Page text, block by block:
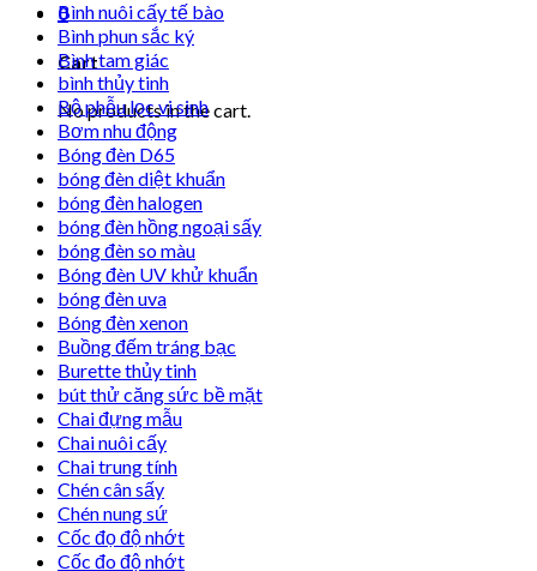
0
Cart
No products in the cart.
Bình nuôi cấy tế bào
Bình phun sắc ký
Bình tam giác
bình thủy tinh
Bộ phễu lọc vi sinh
Bơm nhu động
Bóng đèn D65
bóng đèn diệt khuẩn
bóng đèn halogen
bóng đèn hồng ngoại sấy
bóng đèn so màu
Bóng đèn UV khử khuẩn
bóng đèn uva
Bóng đèn xenon
Buồng đếm tráng bạc
Burette thủy tinh
bút thử căng sức bề mặt
Chai đựng mẫu
Chai nuôi cấy
Chai trung tính
Chén cân sấy
Chén nung sứ
Cốc đọ độ nhớt
Cốc đo độ nhớt